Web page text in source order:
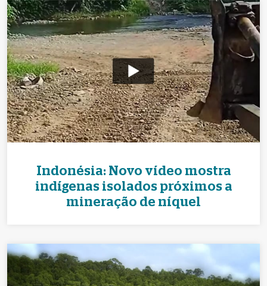
Indonésia: Novo vídeo mostra
indígenas isolados próximos a
mineração de níquel